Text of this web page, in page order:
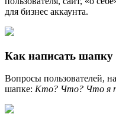
для бизнес аккаунта.
Как написать
Вопросы пользователей,
шапке: Кто? Что? Что я